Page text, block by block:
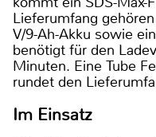
Lieferumfang
V/9-Ah-Akku sowie
benötigt für den
Minuten. Eine Tube
rundet den
Im Einsatz